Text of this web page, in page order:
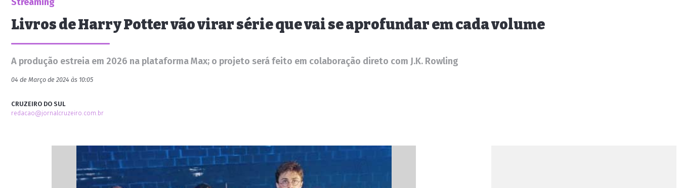
Livros de Harry Potter vão virar série que vai se aprofundar em cada volume
A produção estreia em 2026 na plataforma Max; o projeto será feito em colaboração direto com J.K. Rowling
04 de Março de 2024 às 10:05
CRUZEIRO DO SUL
redacao@jornalcruzeiro.com.br